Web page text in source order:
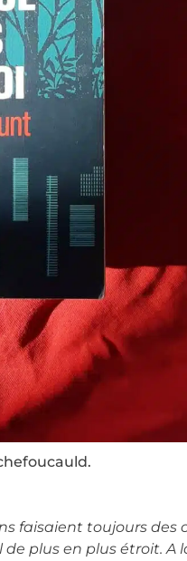
faisaient toujours des
plus en plus étroit.